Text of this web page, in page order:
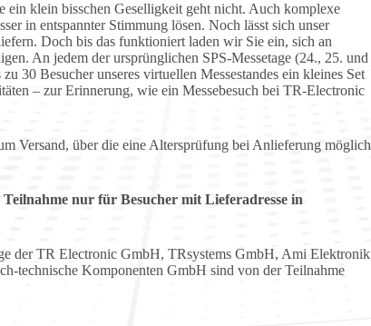
ein klein bisschen Geselligkeit geht nicht. Auch komplexe
in entspannter Stimmung lösen. Noch lässt sich unser
Doch bis das funktioniert laden wir Sie ein, sich an
An jedem der ursprünglichen SPS-Messetage (24., 25. und
30 Besucher unseres virtuellen Messestandes ein kleines Set
– zur Erinnerung, wie ein Messebesuch bei TR-Electronic
Versand, über die eine Altersprüfung bei Anlieferung möglich
Teilnahme nur für Besucher mit Lieferadresse in
der TR Electronic GmbH, TRsystems GmbH, Ami Elektronik
technische Komponenten GmbH sind von der Teilnahme